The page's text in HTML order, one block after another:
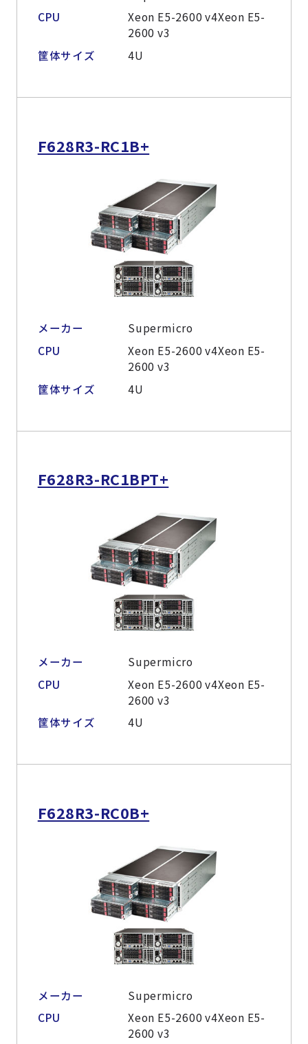
CPU
Xeon E5-2600 v4Xeon E5-
2600 v3
筐体サイズ
4U
F628R3-RC1B+
メーカー
Supermicro
CPU
Xeon E5-2600 v4Xeon E5-
2600 v3
筐体サイズ
4U
F628R3-RC1BPT+
メーカー
Supermicro
CPU
Xeon E5-2600 v4Xeon E5-
2600 v3
筐体サイズ
4U
F628R3-RC0B+
メーカー
Supermicro
CPU
Xeon E5-2600 v4Xeon E5-
2600 v3